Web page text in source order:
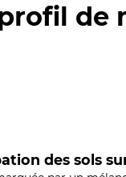
de
des sols